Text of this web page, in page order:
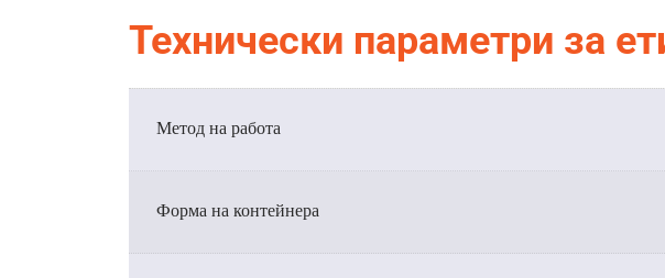
Технически параметри за
Метод на работа
Форма на контейнера